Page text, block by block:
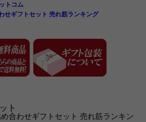
トコム
せギフトセット 売れ筋ランキング
ト
合わせギフトセット 売れ筋ランキン